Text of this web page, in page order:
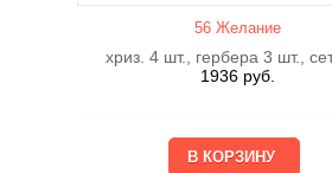
56 Желание
хриз. 4 шт., гербера 3 шт.,
1936 руб.